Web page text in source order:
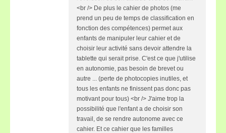
<br /> De plus le cahier de photos (me
prend un peu de temps de classification en
fonction des compétences) permet aux
enfants de manipuler leur cahier et de
choisir leur activité sans devoir attendre la
tablette qui serait prise. C'est ce que j'utilise
en autonomie, pas besoin de brevet ou
autre ... (perte de photocopies inutiles, et
tous les enfants ne finissent pas donc pas
motivant pour tous) <br /> J'aime trop la
possibilité que l'enfant a de choisir son
travail, de se rendre autonome avec ce
cahier. Et ce cahier que les familles